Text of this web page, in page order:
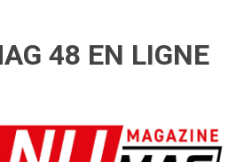
48 EN LIGNE